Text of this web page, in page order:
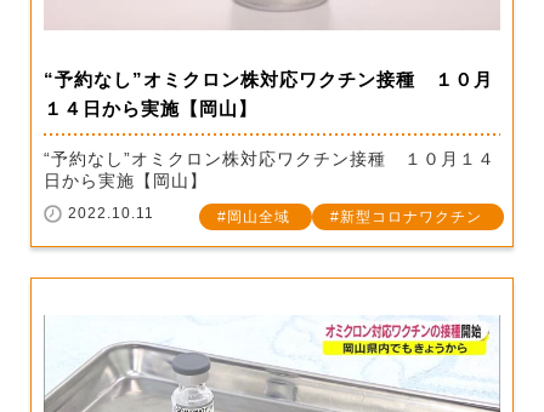
“予約なし”オミクロン株対応ワクチン接種 １０月
１４日から実施【岡山】
“予約なし”オミクロン株対応ワクチン接種 １０月１４
日から実施【岡山】
2022.10.11 岡山全域 新型コロナワクチン